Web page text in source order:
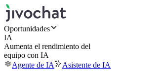
Oportunidades
IA
Aumenta el rendimiento del
equipo con IA
Agente de IA
Asistente de IA